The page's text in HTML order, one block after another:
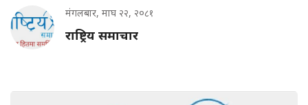
मंगलबार, माघ २२, २०८१
राष्ट्रिय समाचार